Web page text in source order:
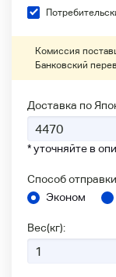
Комиссия
Банковский
Доставка по
* уточняйте в
Способ
Эконом
Вес(кг):